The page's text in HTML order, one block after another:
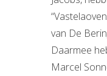
van De
Daarmee
Marcel